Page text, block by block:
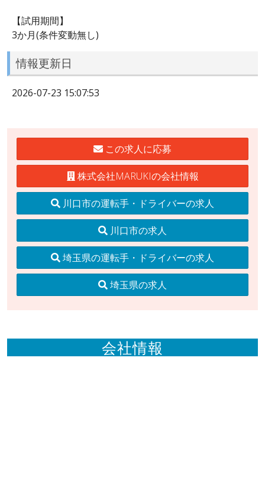
【試用期間】
3か月(条件変動無し)
情報更新日
2026-07-23 15:07:53
この求人に応募
株式会社MARUKIの会社情報
川口市の運転手・ドライバーの求人
川口市の求人
埼玉県の運転手・ドライバーの求人
埼玉県の求人
会社情報